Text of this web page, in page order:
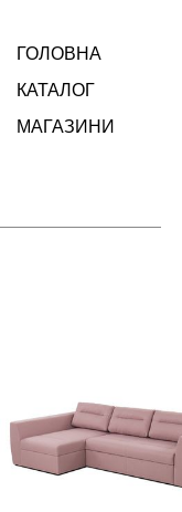
ГОЛОВНА
КАТАЛОГ
МАГАЗИНИ